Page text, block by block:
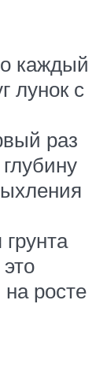
каждый
лунок с
раз
на росте